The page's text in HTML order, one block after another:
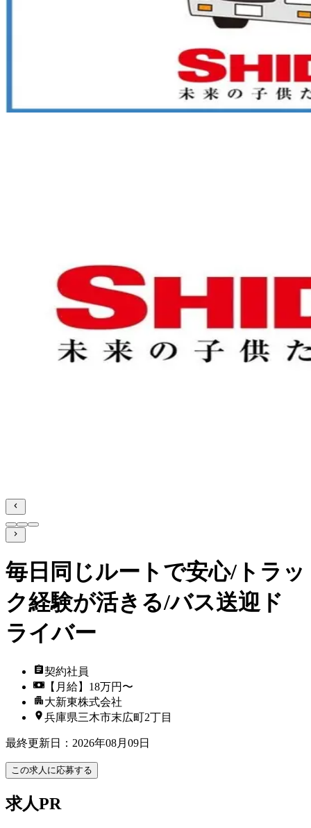
毎日同じルートで安心/トラッ
ク経験が活きる/バス送迎ド
ライバー
契約社員
【月給】18万円〜
大新東株式会社
兵庫県三木市末広町2丁目
最終更新日 ： 2026年08月09日
この求人に応募する
求人PR